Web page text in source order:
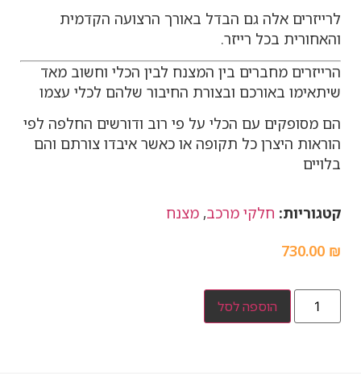
לרייזרים אלה גם הבדל באורך הרצועה הקדמית
והאחורית בכל רייזר.
הרייזרים מחברים בין המצנח לבין הכלי וחשוב מאד
שיתאימו באורכם ובצורת החיבור שלהם לכלי עצמו
הם מסופקים עם הכלי על פי רוב ודורשים החלפה לפי
הוראות היצרן כל תקופה או כאשר איבדו צורתם והם
בלויים
קטגוריות: חלקי מרכב, מצנח
730.00 ₪
הוספה לסל